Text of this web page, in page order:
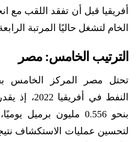
أفريقيا قبل أن تفقد اللقب مع
الخام لتشغل حاليًا المرتبة
الترتيب الخامس: مصر
تحتل مصر المركز الخامس
النفط في
بنحو 0.556 مليون برميل
لتحسين عمليات الاستكشاف